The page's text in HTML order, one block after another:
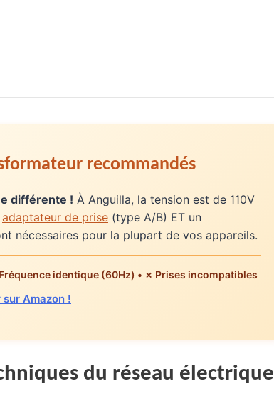
recommandés
différente ! À Anguilla, la tension est de 110V
adaptateur de prise (type A/B) ET un
nécessaires pour la plupart de vos appareils.
identique (60Hz) • ✗ Prises incompatibles
Amazon !
du réseau électrique